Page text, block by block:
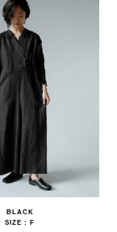
BLACK
SIZE : F